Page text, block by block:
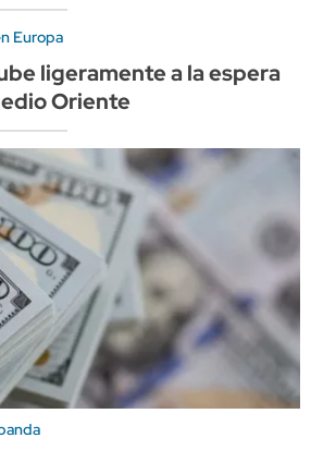
Europa
ligeramente a la espera
Oriente